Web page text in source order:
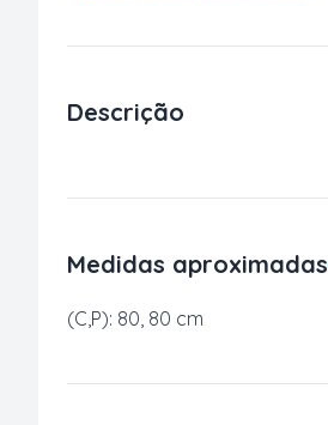
Descrição
Medidas aproximadas
(C,P): 80, 80 cm